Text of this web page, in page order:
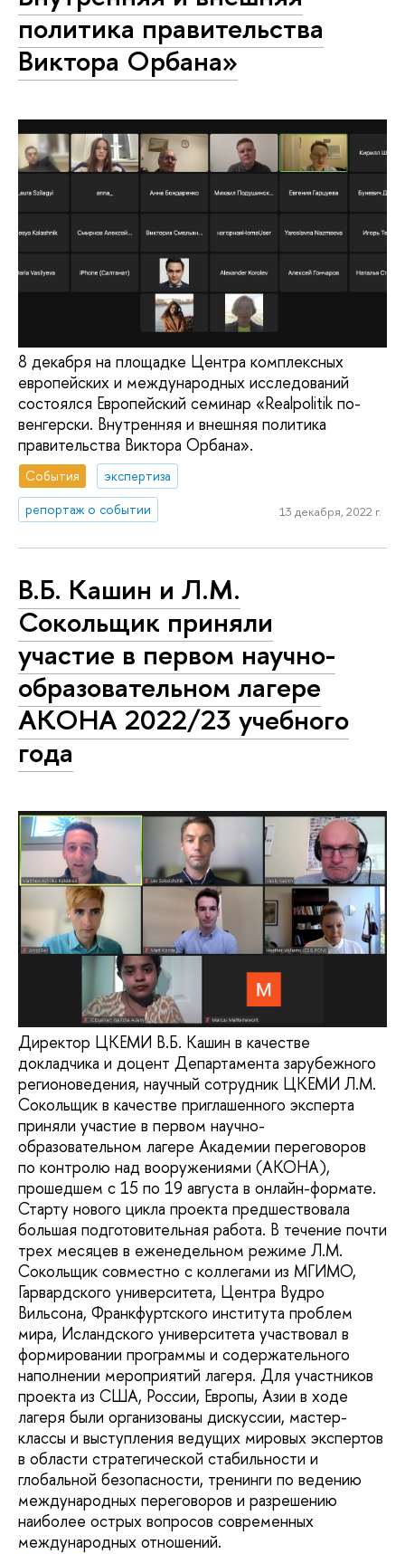
политика правительства
Виктора Орбана»
8 декабря на площадке Центра комплексных
европейских и международных исследований
состоялся Европейский семинар «Realpolitik по-
венгерски. Внутренняя и внешняя политика
правительства Виктора Орбана».
События
экспертиза
репортаж о событии
13 декабря, 2022 г.
В.Б. Кашин и Л.М.
Сокольщик приняли
участие в первом научно-
образовательном лагере
АКОНА 2022/23 учебного
года
Директор ЦКЕМИ В.Б. Кашин в качестве
докладчика и доцент Департамента зарубежного
регионоведения, научный сотрудник ЦКЕМИ Л.М.
Сокольщик в качестве приглашенного эксперта
приняли участие в первом научно-
образовательном лагере Академии переговоров
по контролю над вооружениями (АКОНА),
прошедшем с 15 по 19 августа в онлайн-формате.
Старту нового цикла проекта предшествовала
большая подготовительная работа. В течение почти
трех месяцев в еженедельном режиме Л.М.
Сокольщик совместно с коллегами из МГИМО,
Гарвардского университета, Центра Вудро
Вильсона, Франкфуртского института проблем
мира, Исландского университета участвовал в
формировании программы и содержательного
наполнении мероприятий лагеря. Для участников
проекта из США, России, Европы, Азии в ходе
лагеря были организованы дискуссии, мастер-
классы и выступления ведущих мировых экспертов
в области стратегической стабильности и
глобальной безопасности, тренинги по ведению
международных переговоров и разрешению
наиболее острых вопросов современных
международных отношений.